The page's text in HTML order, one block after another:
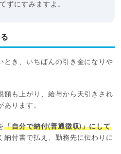
ずにすみますよ。
とき、いちばんの引き金になりや
額も上がり、給与から天引きされ
あります。
「自分で納付(普通徴収)」にして
納付書で払え、勤務先に伝わりに